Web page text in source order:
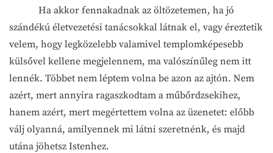
Ha akkor fennakadnak az öltözetemen, ha jó
szándékú életvezetési tanácsokkal látnak el, vagy éreztetik
velem, hogy legközelebb valamivel templomképesebb
külsővel kellene megjelennem, ma valószínűleg nem itt
lennék. Többet nem léptem volna be azon az ajtón. Nem
azért, mert annyira ragaszkodtam a műbőrdzsekihez,
hanem azért, mert megértettem volna az üzenetet: előbb
válj olyanná, amilyennek mi látni szeretnénk, és majd
utána jöhetsz Istenhez.